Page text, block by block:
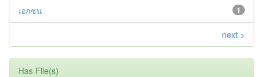
1
เอกชน
next >
Has File(s)